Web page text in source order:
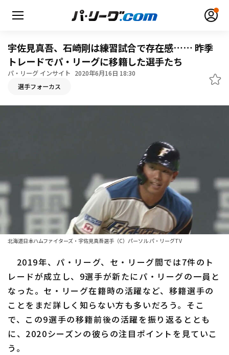
無料アカウント登録
1軍公式戦
ファーム東地区
ファーム中地区
交流戦
選手名鑑
北海道日本ハムファイターズ
東北楽天ゴールデンイーグルス
埼玉西武ライオンズ
千葉ロッテマリーンズ
設定
宇佐見真吾、石崎剛は練習試合で存在感…… 昨季
トレードでパ・リーグに移籍した選手たち
パ・リーグ インサイト 2020年6月16日 18:30
選手フォーカス
北海道日本ハムファイターズ・宇佐見真吾選手（C）パーソル パ・リーグTV
2019年、パ・リーグ、セ・リーグ間では7件のト
レードが成立し、9選手が新たにパ・リーグの一員と
なった。セ・リーグ在籍時の活躍など、移籍選手の
ことをまだ詳しく知らない方も多いだろう。そこ
で、この9選手の移籍前後の活躍を振り返るととも
に、2020シーズンの彼らの注目ポイントを見ていこ
う。